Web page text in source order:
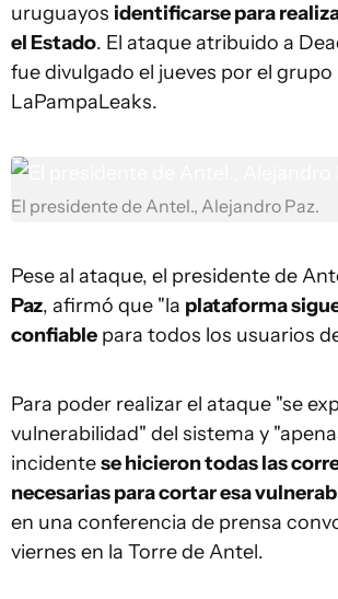
uruguayos identificarse para
el Estado. El ataque atribuido a
fue divulgado el jueves por el grupo
LaPampaLeaks.
El presidente de Antel., Alejandro Paz.
Pese al ataque, el presidente de
Paz, afirmó que "la plataforma
confiable para todos los usuarios
Para poder realizar el ataque "se
vulnerabilidad" del sistema y
incidentese hicieron todas las
necesarias para cortar esa
en una conferencia de prensa
viernes en la Torre de Antel.